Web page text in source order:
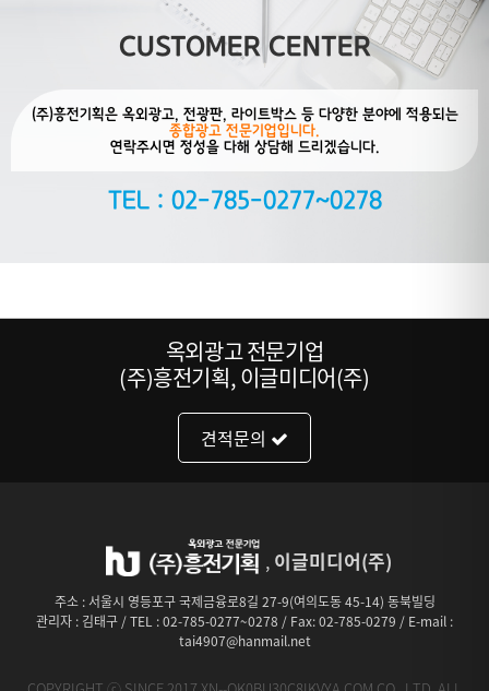
CUSTOMER CENTER
(주)흥전기획은 옥외광고, 전광판, 라이트박스 등 다양한 분야에 적용되는
종합광고 전문기업입니다.
연락주시면 정성을 다해 상담해 드리겠습니다.
TEL : 02-785-0277~0278
옥외광고 전문기업
(주)흥전기획, 이글미디어(주)
견적문의
, 이글미디어(주)
주소 : 서울시 영등포구 국제금융로8길 27-9(여의도동 45-14) 동북빌딩
관리자 : 김태구 / TEL : 02-785-0277~0278 / Fax: 02-785-0279 / E-mail :
tai4907@hanmail.net